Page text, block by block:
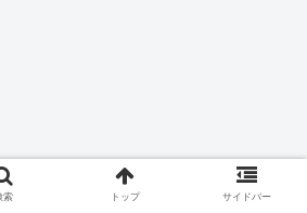
索 トップ サイドバー